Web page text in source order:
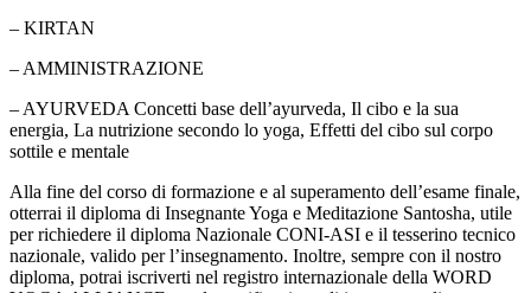
– KIRTAN
– AMMINISTRAZIONE
– AYURVEDA Concetti base dell’ayurveda, Il cibo e la sua
energia, La nutrizione secondo lo yoga, Effetti del cibo sul corpo
sottile e mentale
Alla fine del corso di formazione e al superamento dell’esame finale,
otterrai il diploma di Insegnante Yoga e Meditazione Santosha, utile
per richiedere il diploma Nazionale CONI-ASI e il tesserino tecnico
nazionale, valido per l’insegnamento. Inoltre, sempre con il nostro
diploma, potrai iscriverti nel registro internazionale della WORD